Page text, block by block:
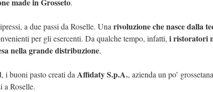
.
a due passi da Roselle. Una rivoluzione che nasce dalla
per gli esercenti. Da qualche tempo, infatti, i ristoratori
nella grande distribuzione.
, i buoni pasto creati da Affidaty S.p.A., azienda un po’
a Roselle.